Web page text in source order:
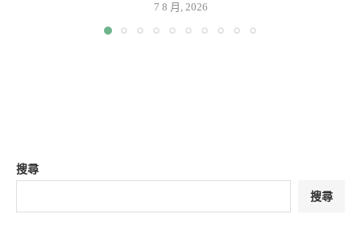
7 8 月, 2026
搜尋
搜尋